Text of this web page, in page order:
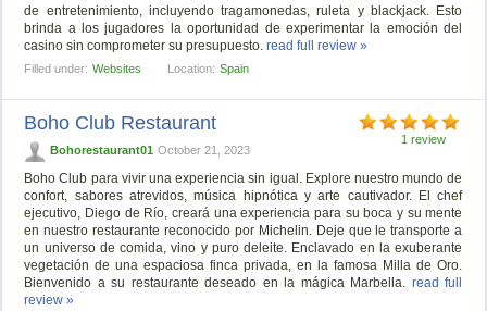
de entretenimiento, incluyendo tragamonedas, ruleta y blackjack. Esto
brinda a los jugadores la oportunidad de experimentar la emoción del
casino sin comprometer su presupuesto.read full review »
Filled under: Websites Location: Spain
1 review
Boho Club Restaurant
Bohorestaurant01 October 21, 2023
Boho Club para vivir una experiencia sin igual. Explore nuestro mundo de
confort, sabores atrevidos, música hipnótica y arte cautivador. El chef
ejecutivo, Diego de Río, creará una experiencia para su boca y su mente
en nuestro restaurante reconocido por Michelin. Deje que le transporte a
un universo de comida, vino y puro deleite. Enclavado en la exuberante
vegetación de una espaciosa finca privada, en la famosa Milla de Oro.
Bienvenido a su restaurante deseado en la mágica Marbella. read full
review »